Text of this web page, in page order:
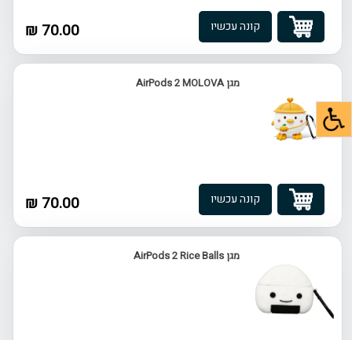
70.00 ₪ קונה עכשיו
מגן AirPods 2 MOLOVA
70.00 ₪ קונה עכשיו
מגן AirPods 2 Rice Balls